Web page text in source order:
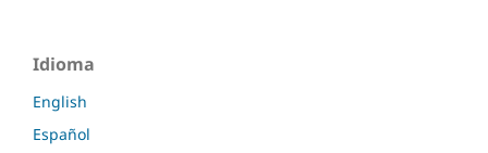
Idioma
English
Español